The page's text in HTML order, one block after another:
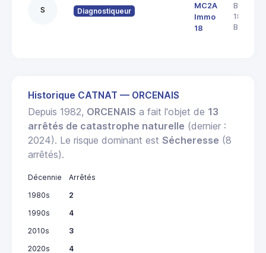
S Diagnostiqueur
MC2A
Immo
18
Barbès
18000
Historique CATNAT — ORCENAIS
Depuis 1982, ORCENAIS a fait l'objet de 13
arrêtés de catastrophe naturelle (dernier :
2024). Le risque dominant est Sécheresse (8
arrêtés).
Décennie
Arrêtés
1980s
2
1990s
4
2010s
3
2020s
4